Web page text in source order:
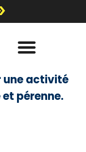
une activité
pérenne.